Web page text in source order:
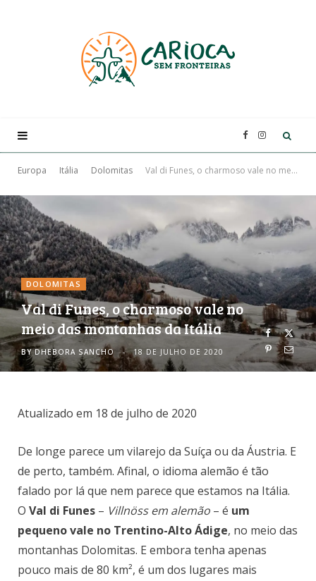
F
a
e
b
o
o
k
I
n
t
a
g
r
a
Europa Itália Dolomitas Val di Funes, o charmoso vale no meio das montanhas da Itália
DOLOMITAS
Val di Funes, o charmoso vale no
meio das montanhas da Itália
BY DHEBORA SANCHO 18 DE JULHO DE 2020
Atualizado em 18 de julho de 2020
De longe parece um vilarejo da Suíça ou da Áustria. E
de perto, também. Afinal, o idioma alemão é tão
falado por lá que nem parece que estamos na Itália.
O Val di Funes – Villnöss em alemão – é um
pequeno vale no Trentino-Alto Ádige, no meio das
montanhas Dolomitas. E embora tenha apenas
pouco mais de 80 km², é um dos lugares mais